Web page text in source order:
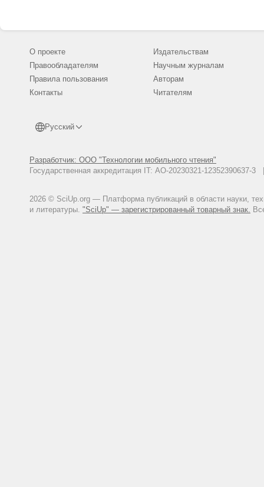
О проекте
Правообладателям
Правила пользования
Контакты
Русский
Разработчик: ООО "Технологии мобильного чтения"
Государственная аккредитация IT: АО-20230321-
2026 © SciUp.org — Платформа публикаций в области науки,
и литературы. "SciUp" — зарегистрированный товарный знак.
Издательствам
Научным журналам
Авторам
Читателям